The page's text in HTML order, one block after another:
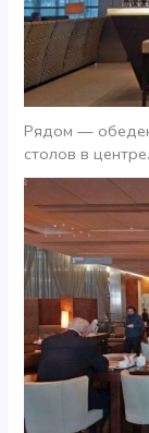
Рядом —
столов в